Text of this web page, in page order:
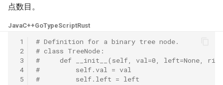
32.2. 从上到下打印二叉树 II
32.3. 从上到下打印二叉树 III
28. 展平多级双向链表
29. 排序的循环链表
4.8. 首个共同祖先
4.9. 二叉搜索树序列
4.10. 检查子树
4.12. 求和路径
点数目。
JavaC++GoTypeScriptRust
1
2
3
4
5
# Definition for a binary tree node.
# class TreeNode:
#     def __init__(self, val=0, left=None,
#         self.val = val
#         self.left = left